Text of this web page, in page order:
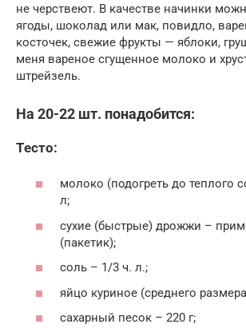
не черствеют. В качестве начинки
ягоды, шоколад или мак, повидло,
косточек, свежие фрукты — яблоки,
меня вареное сгущенное молоко и
штрейзель.
На 20-22 шт. понадобится:
Тесто:
молоко (подогреть до теплого
л;
сухие (быстрые) дрожжи –
(пакетик);
соль – 1/3 ч. л.;
яйцо куриное (среднего
сахарный песок – 220 г;